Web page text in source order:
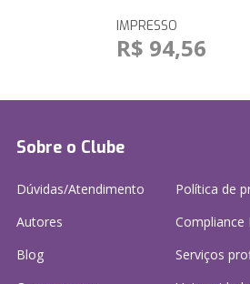
IMPRESSO
R$ 94,56
Sobre o Clube
Dúvidas/Atendimento
Autores
Blog
Política de
Compliance
Serviços